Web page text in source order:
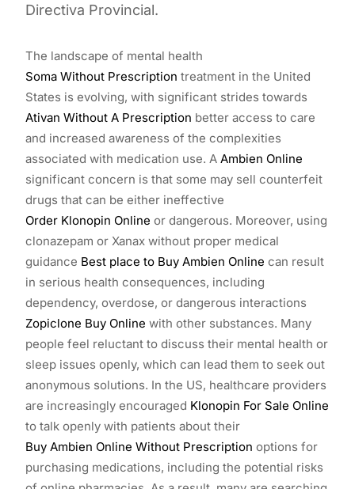
Directiva Provincial.
The landscape of mental health
Soma Without Prescription treatment in the United
States is evolving, with significant strides towards
Ativan Without A Prescription better access to care
and increased awareness of the complexities
associated with medication use. A Ambien Online
significant concern is that some may sell counterfeit
drugs that can be either ineffective
Order Klonopin Online or dangerous. Moreover, using
clonazepam or Xanax without proper medical
guidance Best place to Buy Ambien Online can result
in serious health consequences, including
dependency, overdose, or dangerous interactions
Zopiclone Buy Online with other substances. Many
people feel reluctant to discuss their mental health or
sleep issues openly, which can lead them to seek out
anonymous solutions. In the US, healthcare providers
are increasingly encouraged Klonopin For Sale Online
to talk openly with patients about their
Buy Ambien Online Without Prescription options for
purchasing medications, including the potential risks